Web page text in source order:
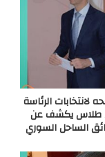
لانتخابات الرئاسة
طلاس يكشف عن
الساحل السوري